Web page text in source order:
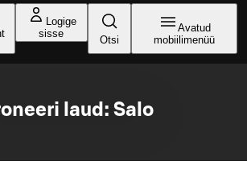
juurde
Logige
sisse
Otsi
Avatud
mobiilimenüü
laud: Salo